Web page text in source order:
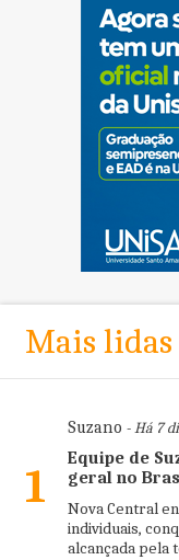
Mais lidas
1
Suzano - Há 7
Equipe de
geral no
Nova Central
individuais,
alcançada pela